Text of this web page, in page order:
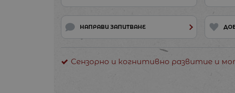
НАПРАВИ ЗАПИТВАНЕ
Сензорно и когнитивно развитие и